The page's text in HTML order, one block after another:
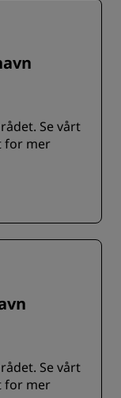
Se vårt
for mer
Se vårt
for mer